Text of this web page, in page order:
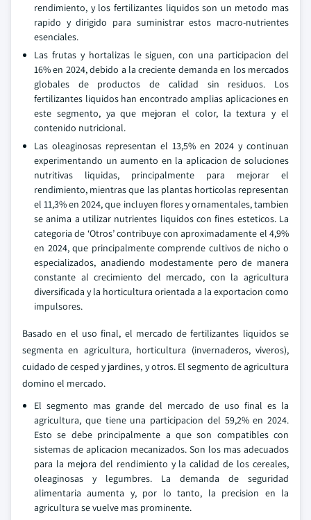
rendimiento, y los fertilizantes liquidos son un metodo mas
rapido y dirigido para suministrar estos macro-nutrientes
esenciales.
Las frutas y hortalizas le siguen, con una participacion del
16% en 2024, debido a la creciente demanda en los mercados
globales de productos de calidad sin residuos. Los
fertilizantes liquidos han encontrado amplias aplicaciones en
este segmento, ya que mejoran el color, la textura y el
contenido nutricional.
Las oleaginosas representan el 13,5% en 2024 y continuan
experimentando un aumento en la aplicacion de soluciones
nutritivas liquidas, principalmente para mejorar el
rendimiento, mientras que las plantas horticolas representan
el 11,3% en 2024, que incluyen flores y ornamentales, tambien
se anima a utilizar nutrientes liquidos con fines esteticos. La
categoria de ‘Otros’ contribuye con aproximadamente el 4,9%
en 2024, que principalmente comprende cultivos de nicho o
especializados, anadiendo modestamente pero de manera
constante al crecimiento del mercado, con la agricultura
diversificada y la horticultura orientada a la exportacion como
impulsores.
Basado en el uso final, el mercado de fertilizantes liquidos se
segmenta en agricultura, horticultura (invernaderos, viveros),
cuidado de cesped y jardines, y otros. El segmento de agricultura
domino el mercado.
El segmento mas grande del mercado de uso final es la
agricultura, que tiene una participacion del 59,2% en 2024.
Esto se debe principalmente a que son compatibles con
sistemas de aplicacion mecanizados. Son los mas adecuados
para la mejora del rendimiento y la calidad de los cereales,
oleaginosas y legumbres. La demanda de seguridad
alimentaria aumenta y, por lo tanto, la precision en la
agricultura se vuelve mas prominente.